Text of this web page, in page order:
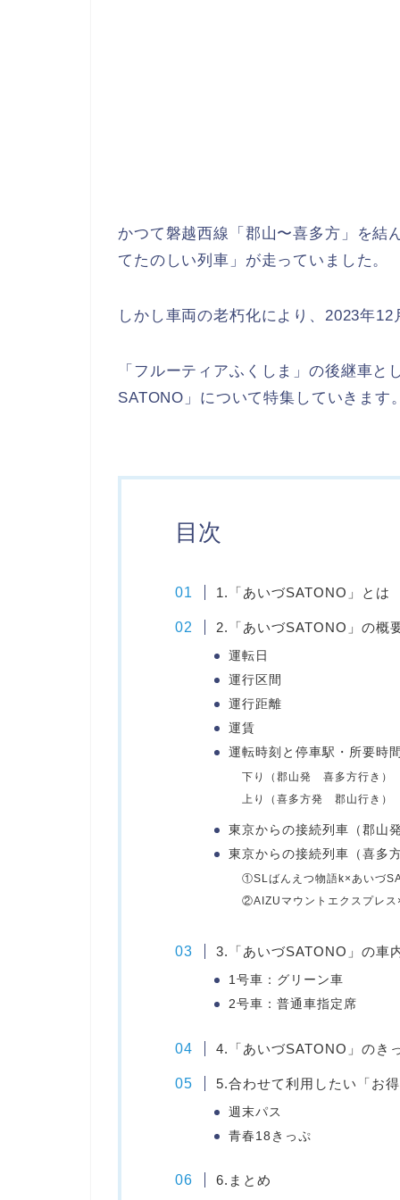
かつて磐越西線「郡山〜喜多方」を結
てたのしい列車」 が走っていました。
しかし車両の老朽化により、2023年
「フルーティアふくしま」の後継車
SATONO」について特集していきます
目次
1.「あいづSATONO」とは
2.「あいづSATONO」の概
運転日
運行区間
運行距離
運賃
運転時刻と停車駅・所要時
下り（郡山発 喜多方行き）
上り（喜多方発 郡山行き）
東京からの接続列車（郡山
東京からの接続列車（喜多
①SLばんえつ物語k×あいづ
②AIZUマウントエクスプレス
3.「あいづSATONO」の車
1号車：グリーン車
2号車：普通車指定席
4.「あいづSATONO」のき
5.合わせて利用したい「お
週末パス
青春18きっぷ
6.まとめ